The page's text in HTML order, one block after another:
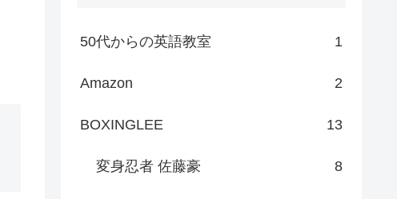
50代からの英語教室 1
Amazon 2
BOXINGLEE 13
変身忍者 佐藤豪 8